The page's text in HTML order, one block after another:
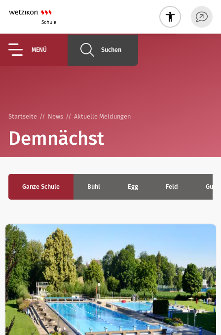
MENÜ Suchen
Startseite News Aktuelle Meldungen
Demnächst
Ganze Schule Bühl Egg Feld